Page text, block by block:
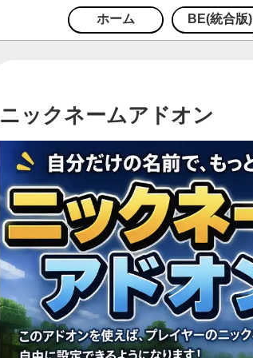
ホーム BE(統合版)
ニックネームアドオン